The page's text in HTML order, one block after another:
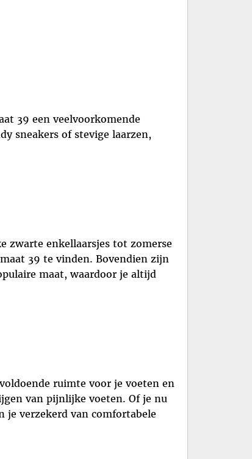
39 een veelvoorkomende
sneakers of stevige laarzen,
zwarte enkellaarsjes tot zomerse
39 te vinden. Bovendien zijn
maat, waardoor je altijd
ruimte voor je voeten en
van pijnlijke voeten. Of je nu
je verzekerd van comfortabele